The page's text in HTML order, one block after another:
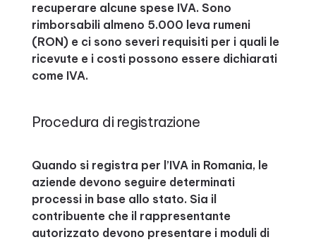
recuperare alcune spese IVA. Sono
rimborsabili almeno 5.000 leva rumeni
(RON) e ci sono severi requisiti per i quali le
ricevute e i costi possono essere dichiarati
come IVA.
Procedura di registrazione
Quando si registra per l’IVA in Romania, le
aziende devono seguire determinati
processi in base allo stato. Sia il
contribuente che il rappresentante
autorizzato devono presentare i moduli di